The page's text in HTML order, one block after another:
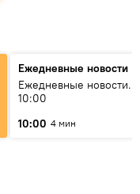
Ежедневные новости
Ежедневные новости.
10:00
10:00 4 мин